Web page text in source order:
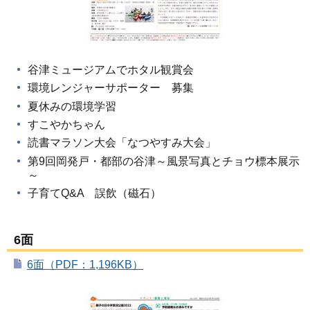
谷津ミュージアムでホタル観賞会
環境レンジャーサポーター 募集
夏休みの環境学習
すこやかちゃん
読書マラソン大会「なつやすみ大会」
第9回岡発戸・都部の谷津～風景写真とチョウ標本展示
～
子育てQ&A 誤飲（磁石）
6面
6面（PDF：1,196KB）